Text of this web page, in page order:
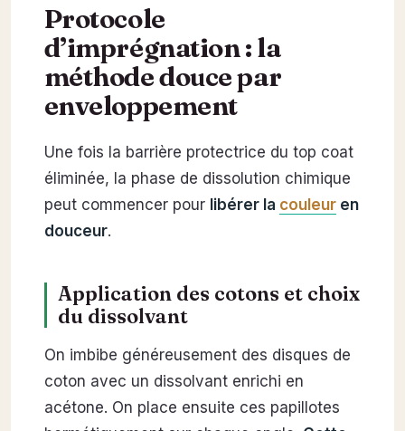
Protocole
d’imprégnation : la
méthode douce par
enveloppement
Une fois la barrière protectrice du top coat
éliminée, la phase de dissolution chimique
peut commencer pour libérer la couleuren
douceur.
Application des cotons et choix
du dissolvant
On imbibe généreusement des disques de
coton avec un dissolvant enrichi en
acétone. On place ensuite ces papillotes